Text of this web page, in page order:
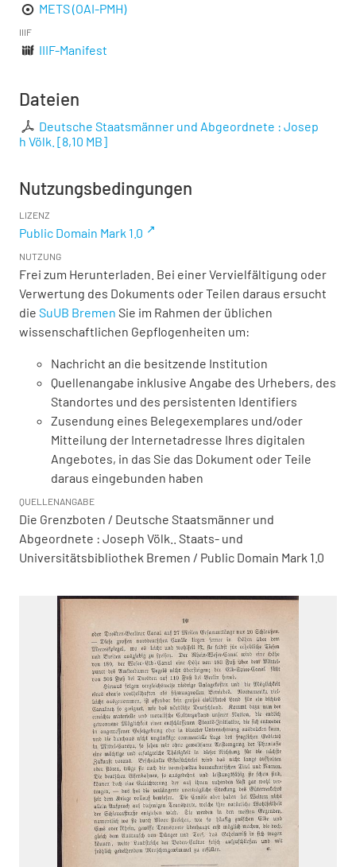
METS (OAI-PMH)
IIIF
IIIF-Manifest
Dateien
Deutsche Staatsmänner und Abgeordnete : Josep
h Völk. [8,10 MB]
Nutzungsbedingungen
LIZENZ
Public Domain Mark 1.0
NUTZUNG
Frei zum Herunterladen. Bei einer Vervielfältigung oder
Verwertung des Dokuments oder Teilen daraus ersucht
die SuUB Bremen Sie im Rahmen der üblichen
wissenschaftlichen Gepflogenheiten um:
Nachricht an die besitzende Institution
Quellenangabe inklusive Angabe des Urhebers, des
Standortes und des persistenten Identifiers
Zusendung eines Belegexemplares und/oder
Mitteilung der Internetadresse Ihres digitalen
Angebotes, in das Sie das Dokument oder Teile
daraus eingebunden haben
QUELLENANGABE
Die Grenzboten / Deutsche Staatsmänner und
Abgeordnete : Joseph Völk.. Staats- und
Universitätsbibliothek Bremen / Public Domain Mark 1.0